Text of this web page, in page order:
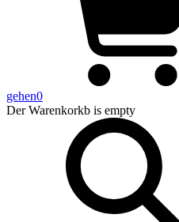
gehen0
Der Warenkorkb is empty